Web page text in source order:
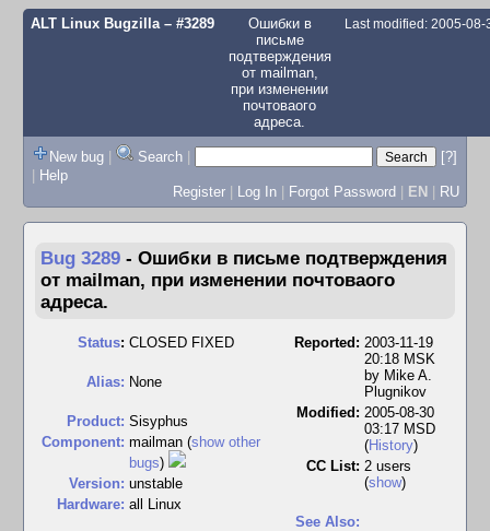
ALT Linux Bugzilla– #3289
Ошибки в
письме
подтверждения
от mailman,
при изменении
почтоваого
адреса.
Last modified: 2005-
New bug | Search |
[?]
| Help
Register | Log In | Forgot Password | EN | RU
Bug 3289 - Ошибки в письме подтверждения
от mailman, при изменении почтоваого
адреса.
Status: CLOSED FIXED
Alias: None
Product: Sisyphus
Component: mailman (show other
bugs)
Version: unstable
Hardware: all Linux
Reported: 2003-11-19
20:18 MSK
by Mike A.
Plugnikov
Modified: 2005-08-30
03:17 MSD
(History)
CC List: 2 users
(show)
See Also: